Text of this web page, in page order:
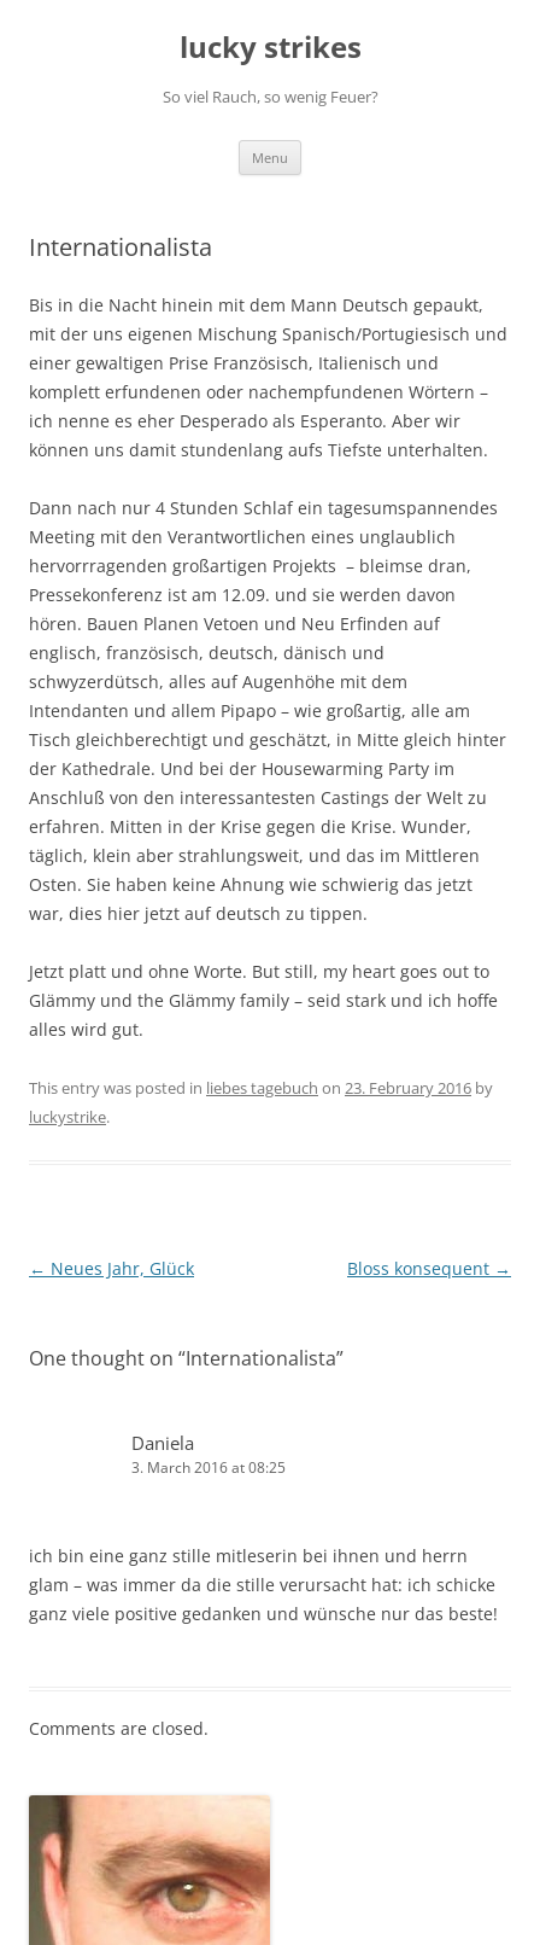
lucky strikes
So viel Rauch, so wenig Feuer?
Menu
Internationalista
Bis in die Nacht hinein mit dem Mann Deutsch gepaukt,
mit der uns eigenen Mischung Spanisch/Portugiesisch und
einer gewaltigen Prise Französisch, Italienisch und
komplett erfundenen oder nachempfundenen Wörtern –
ich nenne es eher Desperado als Esperanto. Aber wir
können uns damit stundenlang aufs Tiefste unterhalten.
Dann nach nur 4 Stunden Schlaf ein tagesumspannendes
Meeting mit den Verantwortlichen eines unglaublich
hervorrragenden großartigen Projekts – bleimse dran,
Pressekonferenz ist am 12.09. und sie werden davon
hören. Bauen Planen Vetoen und Neu Erfinden auf
englisch, französisch, deutsch, dänisch und
schwyzerdütsch, alles auf Augenhöhe mit dem
Intendanten und allem Pipapo – wie großartig, alle am
Tisch gleichberechtigt und geschätzt, in Mitte gleich hinter
der Kathedrale. Und bei der Housewarming Party im
Anschluß von den interessantesten Castings der Welt zu
erfahren. Mitten in der Krise gegen die Krise. Wunder,
täglich, klein aber strahlungsweit, und das im Mittleren
Osten. Sie haben keine Ahnung wie schwierig das jetzt
war, dies hier jetzt auf deutsch zu tippen.
Jetzt platt und ohne Worte. But still, my heart goes out to
Glämmy und the Glämmy family – seid stark und ich hoffe
alles wird gut.
This entry was posted in liebes tagebuch on 23. February 2016 by
luckystrike.
Post
← Neues Jahr, Glück Bloss konsequent →
One thought on “Internationalista”
Daniela
3. March 2016 at 08:25
ich bin eine ganz stille mitleserin bei ihnen und herrn
glam – was immer da die stille verursacht hat: ich schicke
ganz viele positive gedanken und wünsche nur das beste!
Comments are closed.